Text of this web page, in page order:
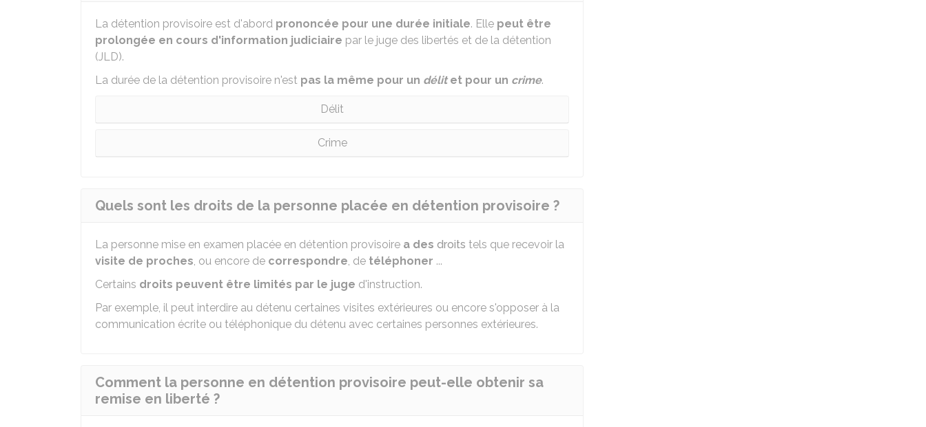
La détention provisoire est d'abord prononcée pour une durée initiale. Elle peut être
prolongée en cours d'information judiciaire par le juge des libertés et de la détention
(JLD).
La durée de la détention provisoire n'est pas la même pour un délitet pour un crime.
Délit
Crime
Quels sont les droits de la personne placée en détention provisoire ?
La personne mise en examen placée en détention provisoire a des droits tels que recevoir la
visite de proches, ou encore de correspondre, de téléphoner ...
Certains droits peuvent être limités par le juge d'instruction.
Par exemple, il peut interdire au détenu certaines visites extérieures ou encore s'opposer à la
communication écrite ou téléphonique du détenu avec certaines personnes extérieures.
Comment la personne en détention provisoire peut-elle obtenir sa
remise en liberté ?